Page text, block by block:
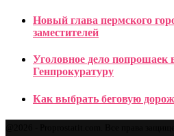
Новый глава пермского
заместителей
Уголовное дело
Генпрокуратуру
Как выбрать беговую